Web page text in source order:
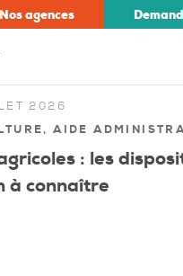
Nosagences
2026
AIDE
: les
à connaître